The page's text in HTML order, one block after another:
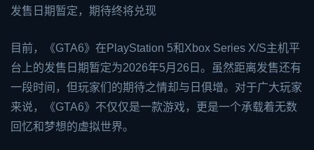
发售日期暂定，期待终将兑现
目前，《GTA6》在PlayStation 5和Xbox Series X/S主机平
台上的发售日期暂定为2026年5月26日。虽然距离发售还有
一段时间，但玩家们的期待之情却与日俱增。对于广大玩家
来说，《GTA6》不仅仅是一款游戏，更是一个承载着无数
回忆和梦想的虚拟世界。